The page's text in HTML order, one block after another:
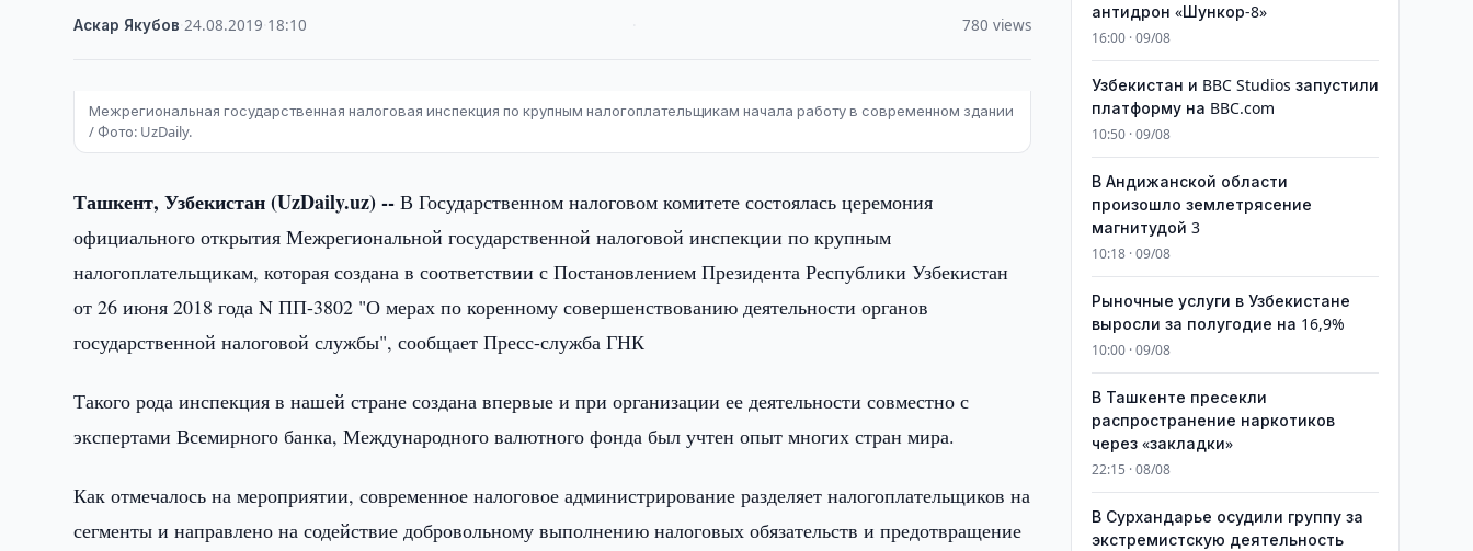
Аскар Якубов ·24.08.2019 18:10 780 views
Межрегиональная государственная налоговая инспекция по крупным налогоплательщикам начала работу в современном здании
/ Фото: UzDaily.
Ташкент, Узбекистан (UzDaily.uz) --В Государственном налоговом комитете состоялась церемония
официального открытия Межрегиональной государственной налоговой инспекции по крупным
налогоплательщикам, которая создана в соответствии с Постановлением Президента Республики Узбекистан
от 26 июня 2018 года N ПП-3802 "О мерах по коренному совершенствованию деятельности органов
государственной налоговой службы", сообщает Пресс-служба ГНК
Такого рода инспекция в нашей стране создана впервые и при организации ее деятельности совместно с
экспертами Всемирного банка, Международного валютного фонда был учтен опыт многих стран мира.
Как отмечалось на мероприятии, современное налоговое администрирование разделяет налогоплательщиков на
сегменты и направлено на содействие добровольному выполнению налоговых обязательств и предотвращение
антидрон «Шункор-8»
16:00 · 09/08
Узбекистан и BBC Studios запустили
платформу на BBC.com
10:50 · 09/08
В Андижанской области
произошло землетрясение
магнитудой 3
10:18 · 09/08
Рыночные услуги в Узбекистане
выросли за полугодие на 16,9%
10:00 · 09/08
В Ташкенте пресекли
распространение наркотиков
через «закладки»
22:15 · 08/08
В Сурхандарье осудили группу за
экстремистскую деятельность